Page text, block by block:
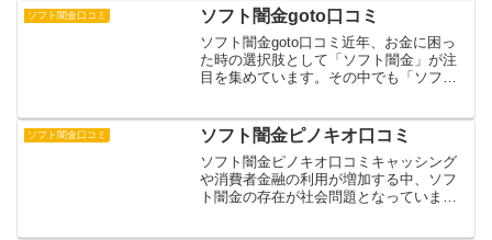
丁寧な対応で、借り手を安心させる手口
が特徴です。しかし、その...
ソフト闇金口コミ ソフト闇金goto口コミ
ソフト闇金goto口コミ近年、お金に困っ
た時の選択肢として「ソフト闇金」が注
目を集めています。その中でも「ソフト
カードローンとは異なり、独自の審査基
準や貸付システム...
ソフト闇金口コミ ソフト闇金ピノキオ口コミ
ソフト闇金ピノキオ口コミキャッシング
や消費者金融の利用が増加する中、ソフ
ト闇金の存在が社会問題となっていま